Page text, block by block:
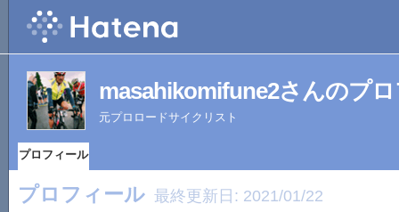
masahikomifune2さんのプ
元プロロードサイクリスト
プロフィール
プロフィール 最終更新日: 2021/01/22